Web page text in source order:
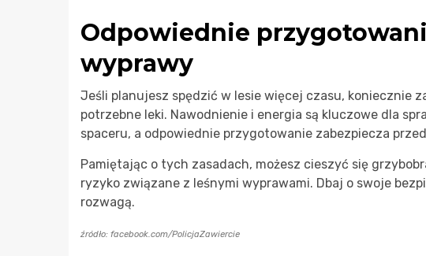
Odpowiednie
wyprawy
Jeśli planujesz spędzić w lesie więcej czasu, koniecznie
potrzebne leki. Nawodnienie i energia są kluczowe dla
spaceru, a odpowiednie przygotowanie zabezpiecza
Pamiętając o tych zasadach, możesz cieszyć się
ryzyko związane z leśnymi wyprawami. Dbaj o swoje
rozwagą.
źródło: facebook.com/PolicjaZawiercie